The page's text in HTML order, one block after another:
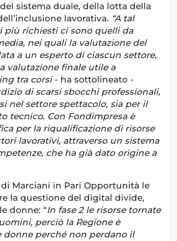
sistema duale, della lotta della
lavorativa. “A tal
più richiesti ci sono quelli da
nei quali la valutazione del
a un esperto di ciascun settore,
valutazione finale utile a
tra corsi- ha sottolineato -
di scarsi sbocchi professionali,
nel settore spettacolo, sia per il
tecnico. Con Fondimpresa è
per la riqualificazione di risorse
lavorativi, attraverso un sistema
che ha già dato origine a
Marciani in Pari Opportunità le
la questione del digital divide,
donne: “In fase 2 le risorse tornate
perciò la Regione è
donne perché non perdano il